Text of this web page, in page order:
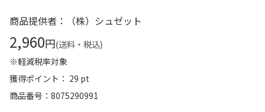
商品提供者：（株）シュゼット
2,960円(送料・税込)
※軽減税率対象
獲得ポイント： 29 pt
商品番号
8075290991